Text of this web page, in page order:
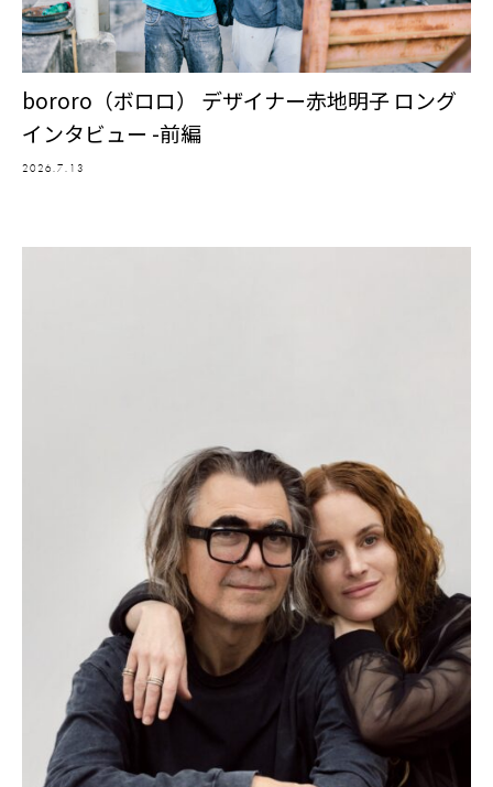
bororo（ボロロ） デザイナー赤地明子 ロング
インタビュー -前編
2026.7.13